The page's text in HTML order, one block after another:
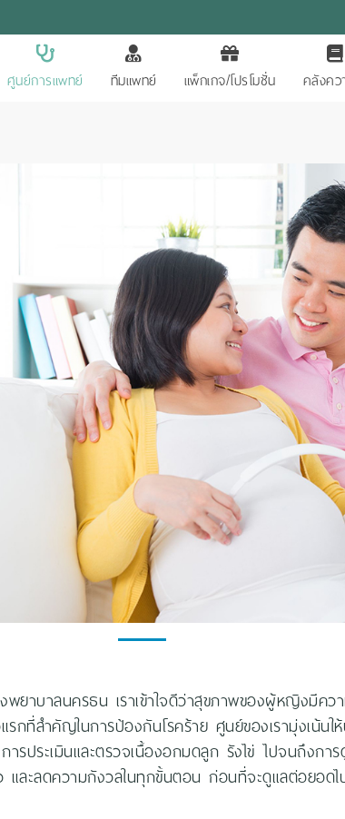
ศูนย์การแพทย์ ทีมแพทย์ แพ็กเกจ/โปรโมชั่น คลังคว
าบาลนครธน เราเข้าใจดีว่าสุขภาพของผู้หญิงมีคว
กที่สำคัญในการป้องกันโรคร้าย ศูนย์ของเรามุ่งเน้นใ
รประเมินและตรวจเนื้องอกมดลูก รังไข่ ไปจนถึง
และลดความกังวลในทุกขั้นตอน ก่อนที่จะดูแลต่อยอด